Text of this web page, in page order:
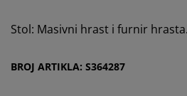
Stol: Masivni hrast i furnir
BROJ ARTIKLA: S364287